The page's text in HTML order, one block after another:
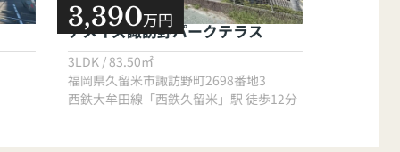
3,390万円
アメイズ諏訪野パークテラス
3LDK / 83.50㎡
福岡県久留米市諏訪野町2698番地3
西鉄大牟田線「西鉄久留米」駅 徒歩12分